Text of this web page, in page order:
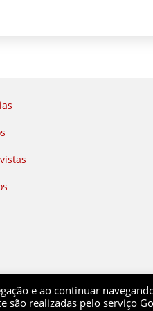
e ao continuar
são realizadas pelo serviço